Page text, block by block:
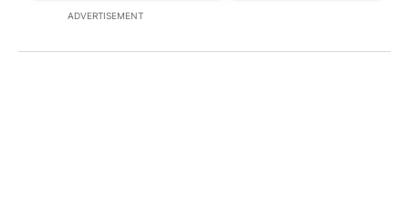
ADVERTISEMENT